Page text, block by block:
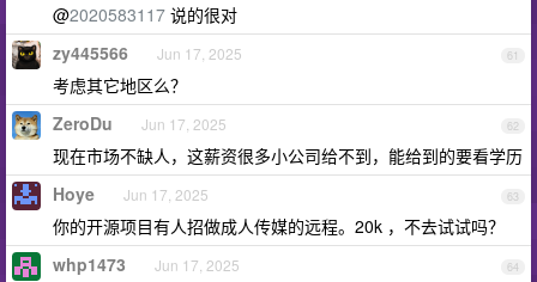
@2020583117 说的很对
61
zy445566 Jun 17, 2025
考虑其它地区么？
62
ZeroDu Jun 17, 2025
现在市场不缺人，这薪资很多小公司给不到，能给到的要看学历
63
Hoye Jun 17, 2025
你的开源项目有人招做成人传媒的远程。20k ，不去试试吗？
64
whp1473 Jun 17, 2025